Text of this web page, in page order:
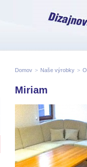
Domov > Naše výrobky >
Miriam